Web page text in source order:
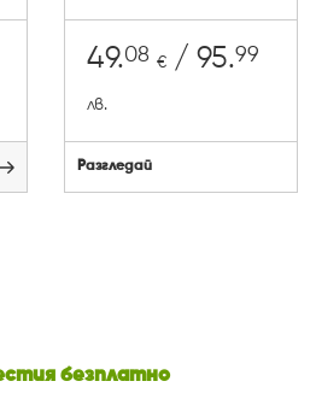
49.08 € / 95.99
лв.
Разгледай
безплатно